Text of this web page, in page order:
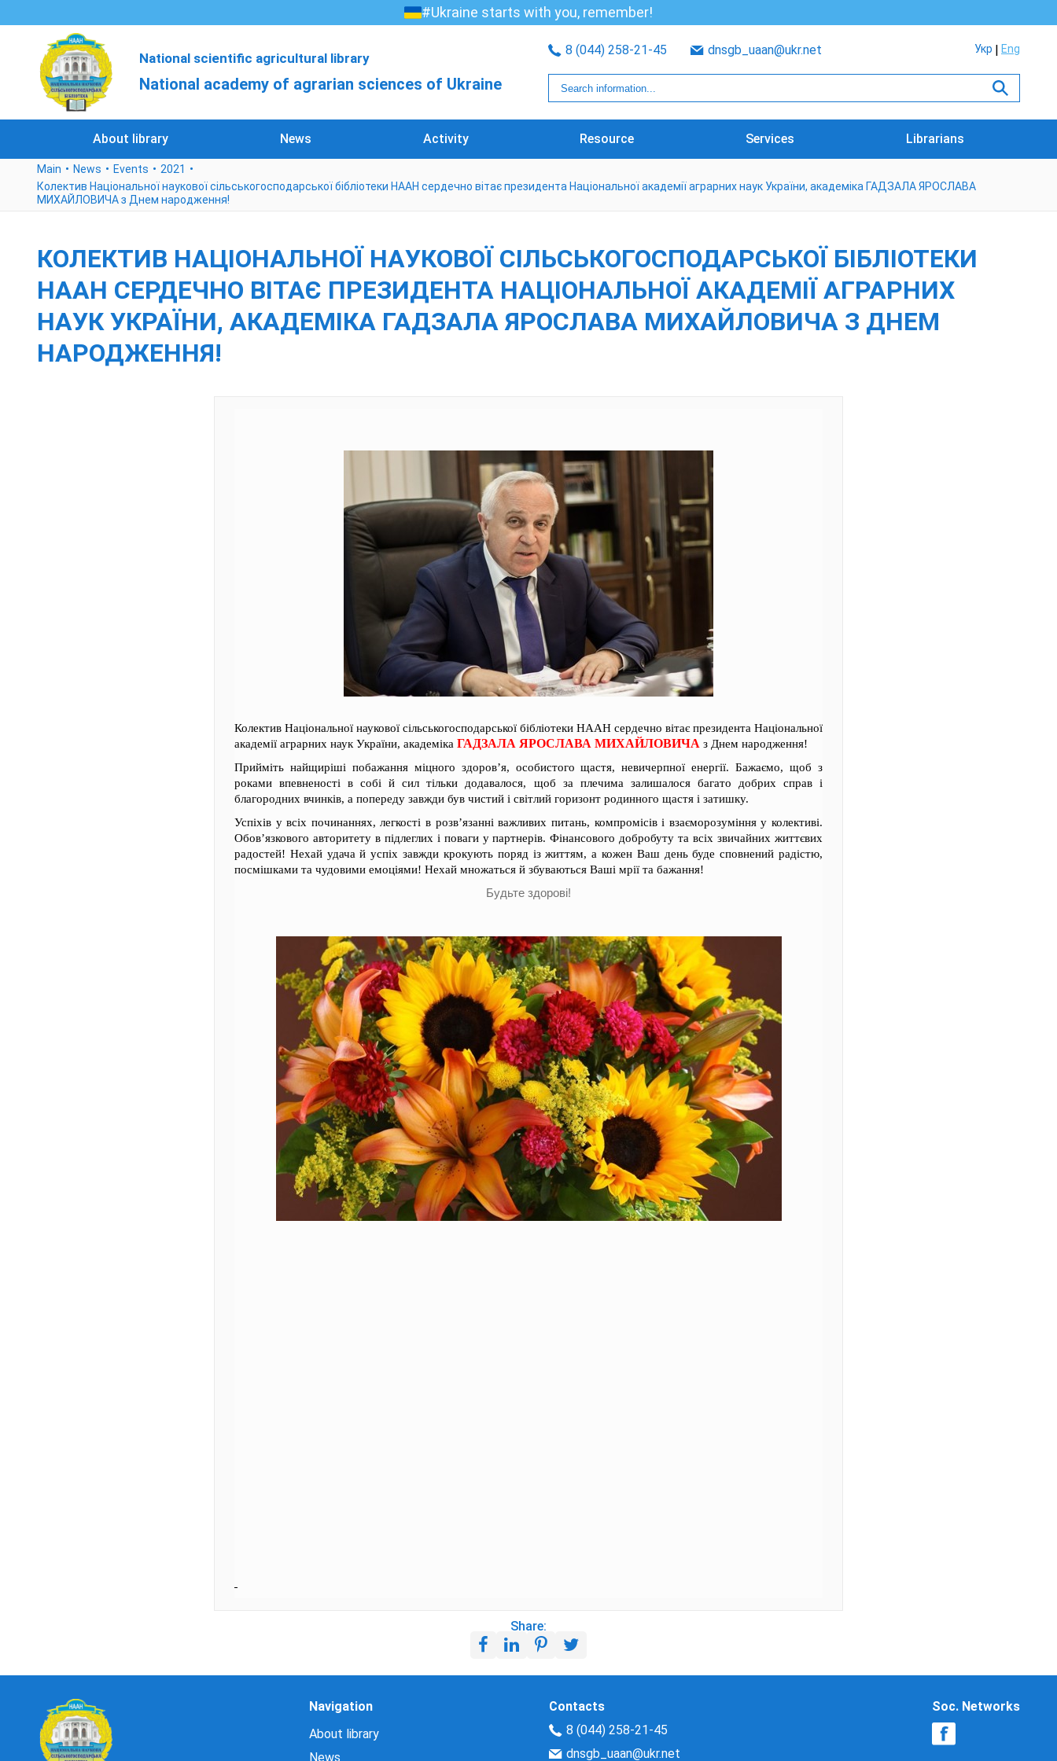
#Ukraine starts with you, remember!
National scientific agricultural library
National academy of agrarian sciences of Ukraine
8 (044) 258-21-45 dnsgb_uaan@ukr.net Укр Eng
About library News Activity Resource Services Librarians
Main News Events
2021
Колектив Національної наукової сільськогосподарської бібліотеки НААН сердечно вітає президента Національної академії аграрних наук України, академіка ГАДЗАЛА ЯРОСЛАВА
МИХАЙЛОВИЧА з Днем народження!
КОЛЕКТИВ НАЦІОНАЛЬНОЇ НАУКОВОЇ СІЛЬСЬКОГОСПОДАРСЬКОЇ БІБЛІОТЕКИ
НААН СЕРДЕЧНО ВІТАЄ ПРЕЗИДЕНТА НАЦІОНАЛЬНОЇ АКАДЕМІЇ АГРАРНИХ
НАУК УКРАЇНИ, АКАДЕМІКА ГАДЗАЛА ЯРОСЛАВА МИХАЙЛОВИЧА З ДНЕМ
НАРОДЖЕННЯ!
Колектив Національної наукової сільськогосподарської бібліотеки НААН сердечно вітає президента Національної
академії аграрних наук України, академіка ГАДЗАЛА ЯРОСЛАВА МИХАЙЛОВИЧА з Днем народження!
Прийміть найщиріші побажання міцного здоров’я, особистого щастя, невичерпної енергії. Бажаємо, щоб з
роками впевненості в собі й сил тільки додавалося, щоб за плечима залишалося багато добрих справ і
благородних вчинків, а попереду завжди був чистий і світлий горизонт родинного щастя і затишку.
Успіхів у всіх починаннях, легкості в розв’язанні важливих питань, компромісів і взаєморозуміння у колективі.
Обов’язкового авторитету в підлеглих і поваги у партнерів. Фінансового добробуту та всіх звичайних життєвих
радостей! Нехай удача й успіх завжди крокують поряд із життям, а кожен Ваш день буде сповнений радістю,
посмішками та чудовими емоціями! Нехай множаться й збуваються Ваші мрії та бажання!
Будьте здорові!
Share:
Navigation
About library
News
Contacts
8 (044) 258-21-45
dnsgb_uaan@ukr.net
Soc. Networks